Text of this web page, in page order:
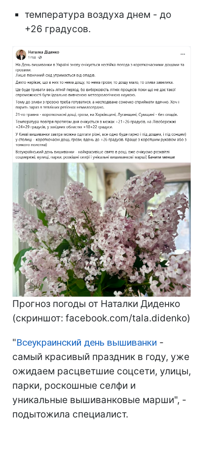
температура воздуха днем - до
+26 градусов.
Прогноз погоды от Наталки Диденко
(скриншот: facebook.com/tala.didenko)
"Всеукраинский день вышиванки -
самый красивый праздник в году, уже
ожидаем расцветшие соцсети, улицы,
парки, роскошные селфи и
уникальные вышиванковые марши", -
подытожила специалист.